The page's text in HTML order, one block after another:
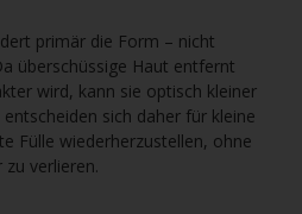
primär die Form – nicht
überschüssige Haut entfernt
wird, kann sie optisch kleiner
sich daher für kleine
Fülle wiederherzustellen, ohne
verlieren.